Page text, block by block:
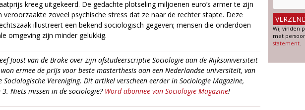
kreeg uitgekeerd. De gedachte plotseling miljoenen euro’s armer te zijn
veroorzaakte zoveel psychische stress dat ze naar de rechter stapte. Deze
illustreert een bekend sociologisch gegeven; mensen die onderdoen
omgeving zijn minder gelukkig.
Joost van de Brake over zijn afstudeerscriptie Sociologie aan de Rijksuniversiteit
ermee de prijs voor beste masterthesis aan een Nederlandse universiteit, van
Sociologische Vereniging. Dit artikel verscheen eerder in Sociologie Magazine,
Niets missen in de sociologie? Word abonnee van Sociologie Magazine!
Wij vinden
met
statement.